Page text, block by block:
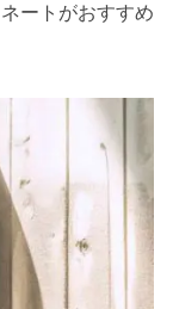
ートがおすすめ